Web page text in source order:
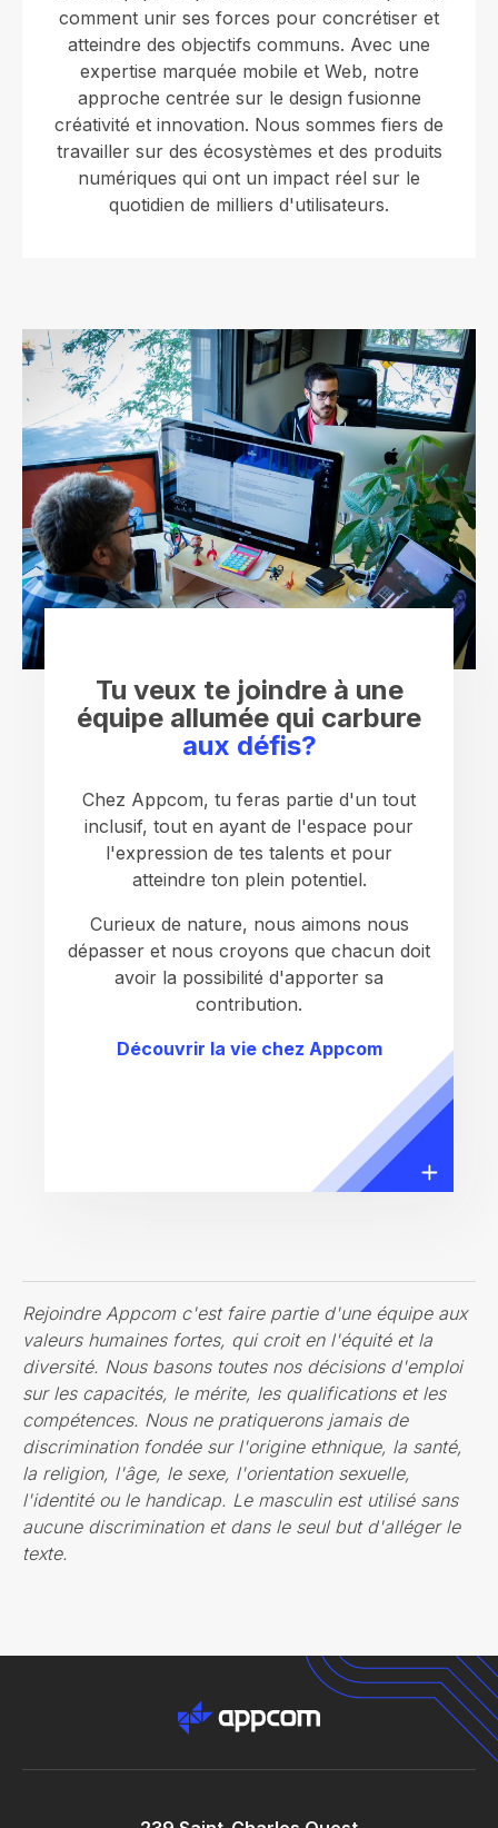
comment unir ses forces pour concrétiser et
atteindre des objectifs communs. Avec une
expertise marquée mobile et Web, notre
approche centrée sur le design fusionne
créativité et innovation. Nous sommes fiers de
travailler sur des écosystèmes et des produits
numériques qui ont un impact réel sur le
quotidien de milliers d'utilisateurs.
Tu veux te joindre à une
équipe allumée qui carbure
aux défis?
Chez Appcom, tu feras partie d'un tout
inclusif, tout en ayant de l'espace pour
l'expression de tes talents et pour
atteindre ton plein potentiel.
Curieux de nature, nous aimons nous
dépasser et nous croyons que chacun doit
avoir la possibilité d'apporter sa
contribution.
Découvrir la vie chez Appcom
Rejoindre Appcom c'est faire partie d'une équipe aux
valeurs humaines fortes, qui croit en l'équité et la
diversité. Nous basons toutes nos décisions d'emploi
sur les capacités, le mérite, les qualifications et les
compétences. Nous ne pratiquerons jamais de
discrimination fondée sur l'origine ethnique, la santé,
la religion, l'âge, le sexe, l'orientation sexuelle,
l'identité ou le handicap. Le masculin est utilisé sans
aucune discrimination et dans le seul but d'alléger le
texte.